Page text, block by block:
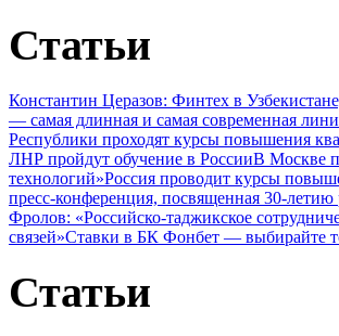
Статьи
Константин Церазов: Финтех в
— самая длинная и самая современная
Республики проходят курсы повышения
ЛНР пройдут обучение в РоссииВ Москве
технологий»Россия проводит курсы
пресс-конференция, посвященная 30-
Фролов: «Российско-таджикское
связей»Ставки в БК Фонбет — выбирайте
Статьи